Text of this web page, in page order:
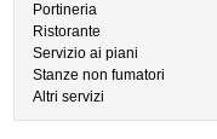
Portineria
Ristorante
Servizio ai piani
Stanze non fumatori
Altri servizi